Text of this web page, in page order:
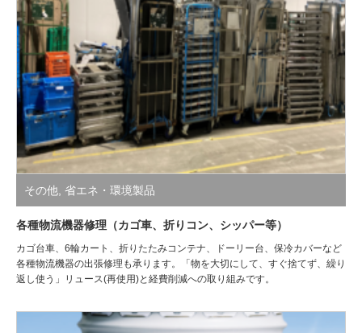
その他 省エネ・環境製品
各種物流機器修理（カゴ車、折りコン、シッパー等）
カゴ台車、6輪カート、折りたたみコンテナ、ドーリー台、保冷カバーなど
各種物流機器の出張修理も承ります。「物を大切にして、すぐ捨てず、繰り
返し使う」リュース(再使用)と経費削減への取り組みです。